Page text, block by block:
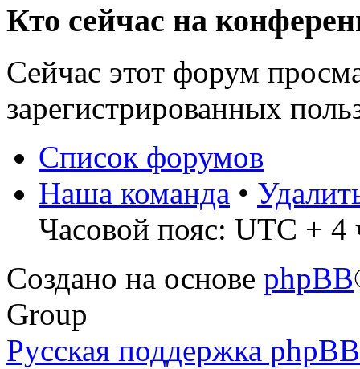
Кто сейчас на
Сейчас этот форум
зарегистрированных
Список форумов
Наша команда •
Часовой пояс: UTC + 4
Создано на основе phpBB
Group
Русская поддержка phpBB